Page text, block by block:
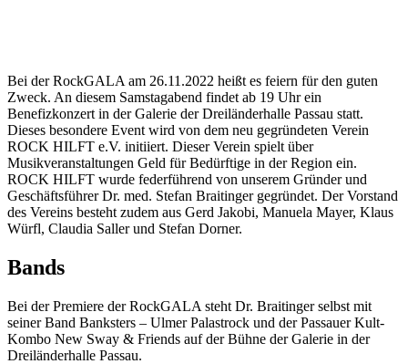
Bei der RockGALA am 26.11.2022 heißt es feiern für den guten
Zweck. An diesem Samstagabend findet ab 19 Uhr ein
Benefizkonzert in der Galerie der Dreiländerhalle Passau statt.
Dieses besondere Event wird von dem neu gegründeten Verein
ROCK HILFT e.V. initiiert. Dieser Verein spielt über
Musikveranstaltungen Geld für Bedürftige in der Region ein.
ROCK HILFT wurde federführend von unserem Gründer und
Geschäftsführer Dr. med. Stefan Braitinger gegründet. Der Vorstand
des Vereins besteht zudem aus Gerd Jakobi, Manuela Mayer, Klaus
Würfl, Claudia Saller und Stefan Dorner.
Bands
Bei der Premiere der RockGALA steht Dr. Braitinger selbst mit
seiner Band Banksters – Ulmer Palastrock und der Passauer Kult-
Kombo New Sway & Friends auf der Bühne der Galerie in der
Dreiländerhalle Passau.